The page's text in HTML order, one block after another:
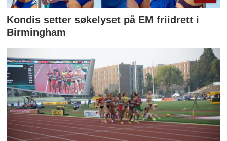
Kondis setter søkelyset på EM friidrett i
Birmingham